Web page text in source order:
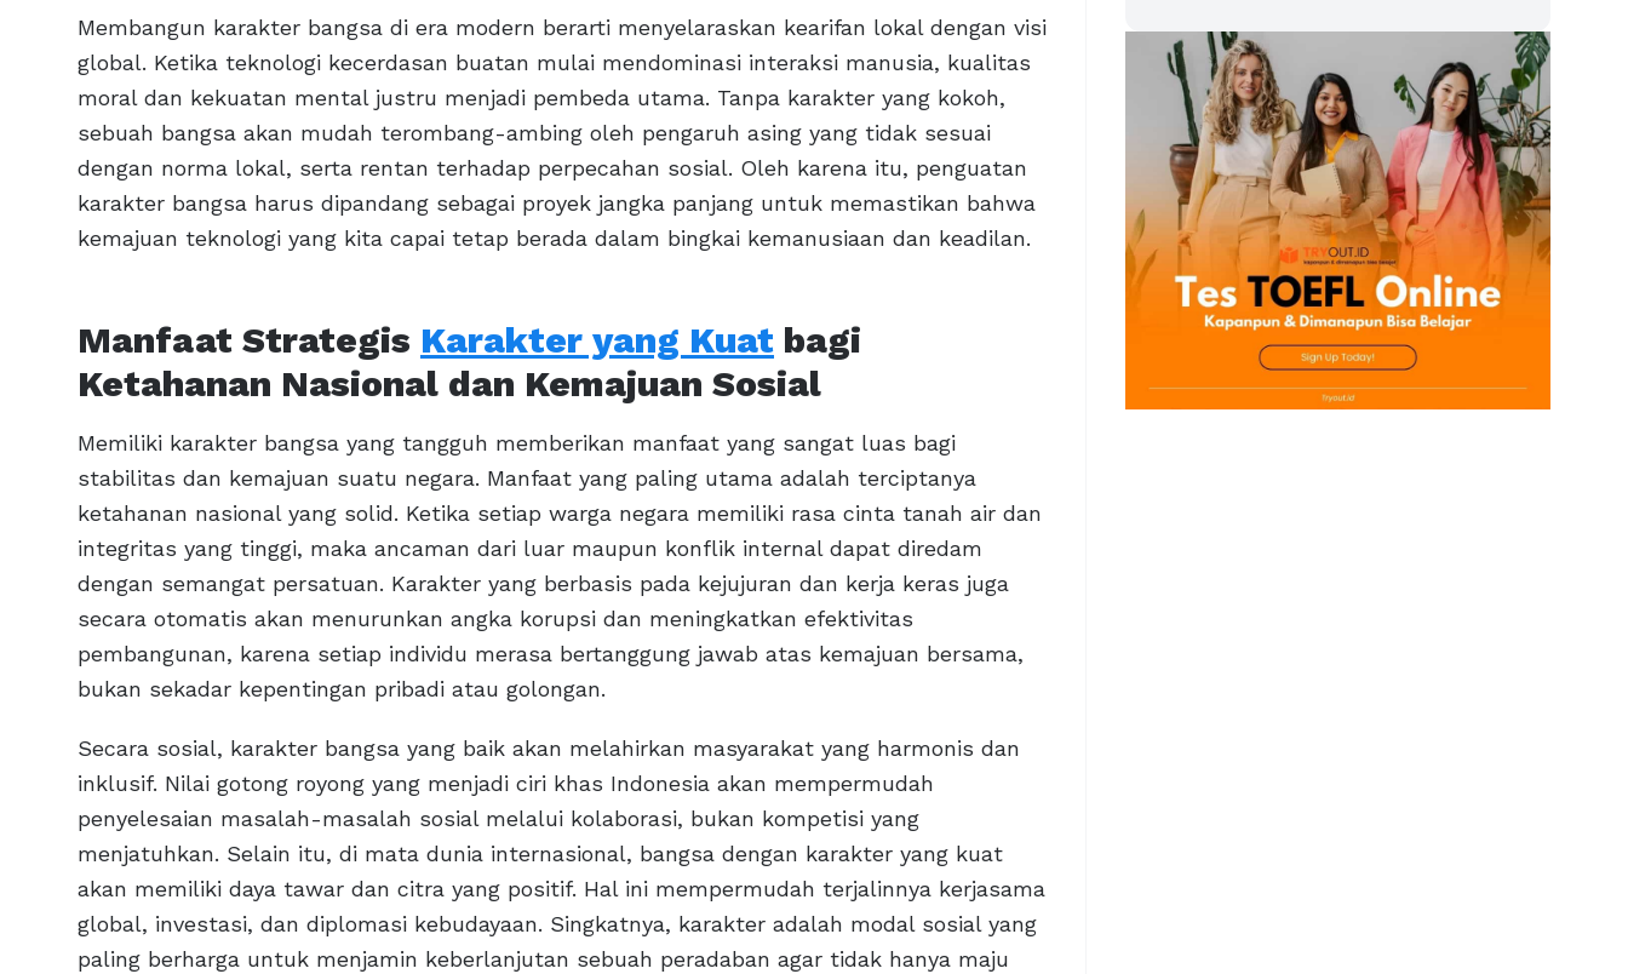
Membangun karakter bangsa di era modern berarti menyelaraskan kearifan lokal dengan visi
global. Ketika teknologi kecerdasan buatan mulai mendominasi interaksi manusia, kualitas
moral dan kekuatan mental justru menjadi pembeda utama. Tanpa karakter yang kokoh,
sebuah bangsa akan mudah terombang-ambing oleh pengaruh asing yang tidak sesuai
dengan norma lokal, serta rentan terhadap perpecahan sosial. Oleh karena itu, penguatan
karakter bangsa harus dipandang sebagai proyek jangka panjang untuk memastikan bahwa
kemajuan teknologi yang kita capai tetap berada dalam bingkai kemanusiaan dan keadilan.
Manfaat Strategis Karakter yang Kuat bagi
Ketahanan Nasional dan Kemajuan Sosial
Memiliki karakter bangsa yang tangguh memberikan manfaat yang sangat luas bagi
stabilitas dan kemajuan suatu negara. Manfaat yang paling utama adalah terciptanya
ketahanan nasional yang solid. Ketika setiap warga negara memiliki rasa cinta tanah air dan
integritas yang tinggi, maka ancaman dari luar maupun konflik internal dapat diredam
dengan semangat persatuan. Karakter yang berbasis pada kejujuran dan kerja keras juga
secara otomatis akan menurunkan angka korupsi dan meningkatkan efektivitas
pembangunan, karena setiap individu merasa bertanggung jawab atas kemajuan bersama,
bukan sekadar kepentingan pribadi atau golongan.
Secara sosial, karakter bangsa yang baik akan melahirkan masyarakat yang harmonis dan
inklusif. Nilai gotong royong yang menjadi ciri khas Indonesia akan mempermudah
penyelesaian masalah-masalah sosial melalui kolaborasi, bukan kompetisi yang
menjatuhkan. Selain itu, di mata dunia internasional, bangsa dengan karakter yang kuat
akan memiliki daya tawar dan citra yang positif. Hal ini mempermudah terjalinnya kerjasama
global, investasi, dan diplomasi kebudayaan. Singkatnya, karakter adalah modal sosial yang
paling berharga untuk menjamin keberlanjutan sebuah peradaban agar tidak hanya maju